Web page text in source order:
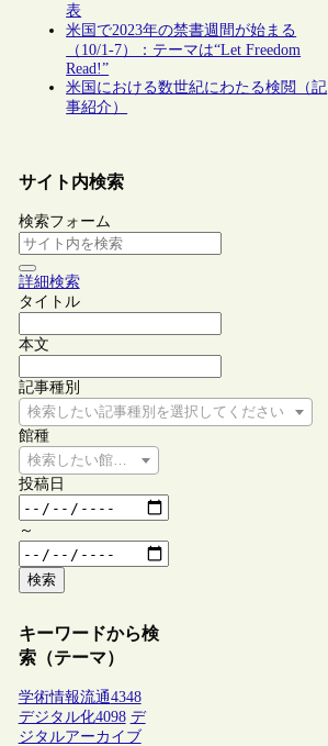
表
米国で2023年の禁書週間が始まる
（10/1-7）：テーマは“Let Freedom
Read!”
米国における数世紀にわたる検閲（記
事紹介）
サイト内検索
検索フォーム
詳細検索
タイトル
本文
記事種別
検索したい記事種別を選択してください
館種
検索したい館種を選択してください
投稿日
～
検索
キーワードから検
索（テーマ）
学術情報流通4348
デジタル化4098 デ
ジタルアーカイブ